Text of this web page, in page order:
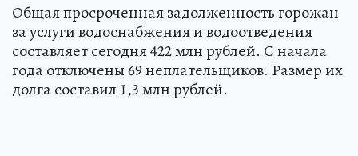
Общая просроченная задолженность горожан
за услуги водоснабжения и водоотведения
составляет сегодня 422 млн рублей. С начала
года отключены 69 неплательщиков. Размер их
долга составил 1,3 млн рублей.